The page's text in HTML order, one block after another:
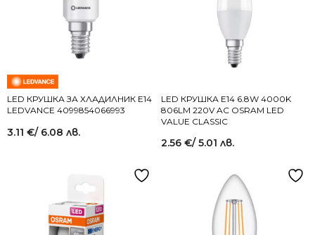
LED КРУШКА ЗА ХЛАДИЛНИК Е14
LEDVANCE 4099854066993
3.11 €/ 6.08 лв.
LED КРУШКА E14 6.8W 4000K
806LM 220V AC OSRAM LED
VALUE CLASSIC
2.56 €/ 5.01 лв.